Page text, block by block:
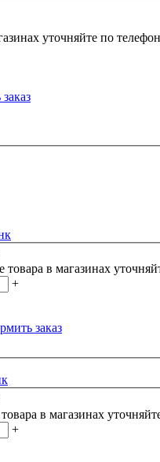
уточняйте по
товара в магазинах
+
заказ
в магазинах
+